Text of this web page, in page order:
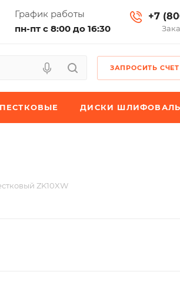
График работы
пн-пт с 8:00 до 16:30
+7
ЗАПРОСИТЬ СЧЕТ
ДИСКИ
ZK10XW